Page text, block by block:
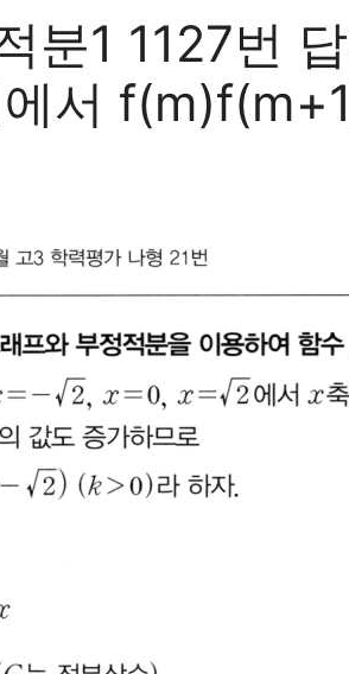
분1 1127번
서